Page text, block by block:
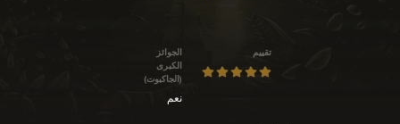
تقييم
الجوائز
الكبرى
(الجاكبوت)
نعم